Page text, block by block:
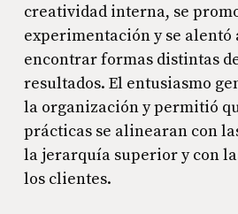
creatividad interna, se
experimentación y se alentó
encontrar formas distintas
resultados. El entusiasmo
la organización y permitió
prácticas se alinearan con
la jerarquía superior y con
los clientes.